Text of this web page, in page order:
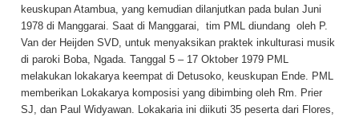
keuskupan Atambua, yang kemudian dilanjutkan pada bulan Juni
1978 di Manggarai. Saat di Manggarai, tim PML diundang oleh P.
Van der Heijden SVD, untuk menyaksikan praktek inkulturasi musik
di paroki Boba, Ngada. Tanggal 5 – 17 Oktober 1979 PML
melakukan lokakarya keempat di Detusoko, keuskupan Ende. PML
memberikan Lokakarya komposisi yang dibimbing oleh Rm. Prier
SJ, dan Paul Widyawan. Lokakaria ini diikuti 35 peserta dari Flores,